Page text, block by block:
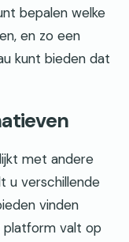
bepalen welke
en zo een
kunt bieden dat
met andere
u verschillende
vinden
platform valt op